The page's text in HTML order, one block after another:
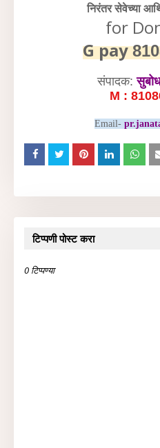
निरंतर सेवेच्या
for
G pay
संपादक:
M :
Email-
टिप्पणी पोस्ट करा
0 टिप्पण्या